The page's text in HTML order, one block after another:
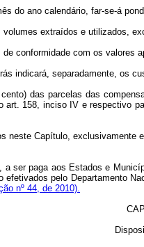
do ano calendário, far-se-á
extraídos e utilizados,
conformidade com os valores
indicará, separadamente, os
das parcelas das
158, inciso IV e respectivo
Capítulo,
ser paga aos Estados e
pelo Departamento
nº 44, de 2010).